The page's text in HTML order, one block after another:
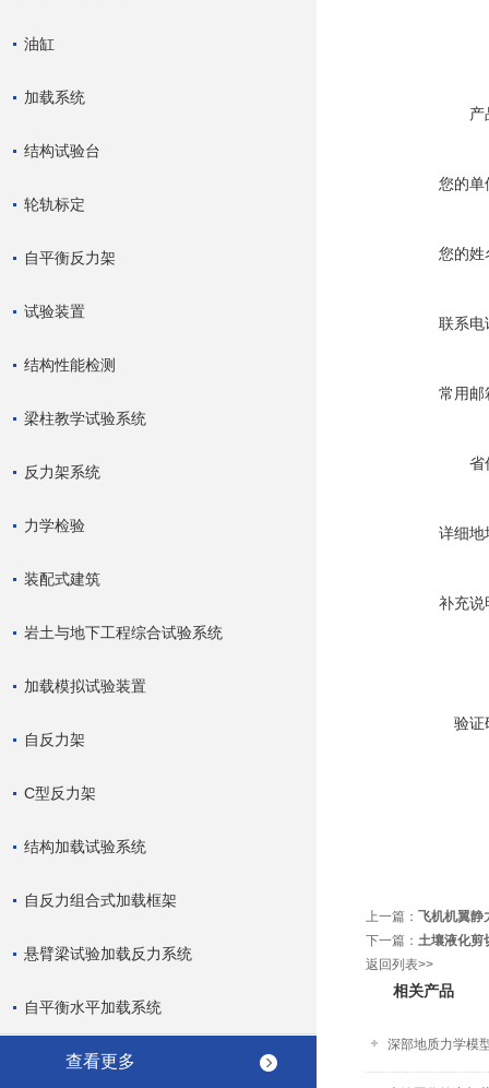
油缸
加载系统
结构试验台
轮轨标定
自平衡反力架
试验装置
结构性能检测
梁柱教学试验系统
反力架系统
力学检验
装配式建筑
岩土与地下工程综合试验系统
加载模拟试验装置
自反力架
C型反力架
结构加载试验系统
自反力组合式加载框架
悬臂梁试验加载反力系统
自平衡水平加载系统
查看更多
产
您的单
您的姓
联系电
常用邮
省
详细地
补充说
验证
上一篇： 飞机机翼静
下一篇： 土壤液化剪
返回列表>>
相关产品
深部地质力学模